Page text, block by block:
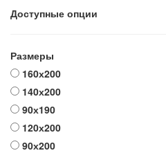
Доступные опции
Размеры
160х200
140х200
90х190
120х200
90х200